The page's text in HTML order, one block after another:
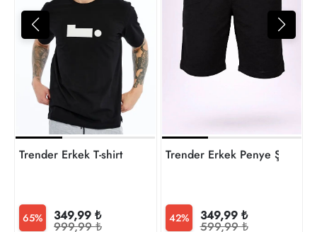
Trender Erkek T-shirt
65% 349,99 ₺
999,99 ₺
Trender Erkek Penye Şort
42% 349,99 ₺
599,99 ₺